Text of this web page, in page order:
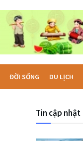
ĐỜI SỐNG DU LỊCH
Tin cập nhật